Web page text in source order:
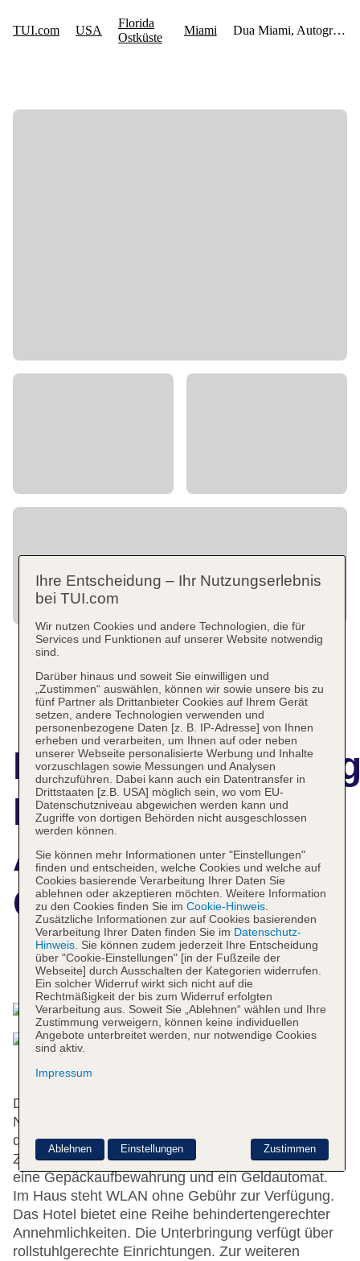
Dua Miami,
Autograph
Collection
Das bietet Ihre Unterkunft
Das Hotel mit einem Aufzug verfügt über 124
Nichtraucherzimmer. Das freundliche Personal an
der Rezeption ist gerne bei allen Fragen behilflich.
Zu den Einrichtungen der Unterbringung gehören
eine Gepäckaufbewahrung und ein Geldautomat.
Im Haus steht WLAN ohne Gebühr zur Verfügung.
Das Hotel bietet eine Reihe behindertengerechter
Annehmlichkeiten. Die Unterbringung verfügt über
rollstuhlgerechte Einrichtungen. Zur weiteren
Ihre Entscheidung – Ihr Nutzungserlebnis
bei TUI.com
Wir nutzen Cookies und andere Technologien, die für
Services und Funktionen auf unserer Website notwendig
sind.
Darüber hinaus und soweit Sie einwilligen und
„Zustimmen“ auswählen, können wir sowie unsere bis zu
fünf Partner als Drittanbieter Cookies auf Ihrem Gerät
setzen, andere Technologien verwenden und
personenbezogene Daten [z. B. IP-Adresse] von Ihnen
erheben und verarbeiten, um Ihnen auf oder neben
unserer Webseite personalisierte Werbung und Inhalte
vorzuschlagen sowie Messungen und Analysen
durchzuführen. Dabei kann auch ein Datentransfer in
Drittstaaten [z.B. USA] möglich sein, wo vom EU-
Datenschutzniveau abgewichen werden kann und
Zugriffe von dortigen Behörden nicht ausgeschlossen
werden können.
Sie können mehr Informationen unter "Einstellungen"
finden und entscheiden, welche Cookies und welche auf
Cookies basierende Verarbeitung Ihrer Daten Sie
ablehnen oder akzeptieren möchten. Weitere Information
zu den Cookies finden Sie im Cookie-Hinweis.
Zusätzliche Informationen zur auf Cookies basierenden
Verarbeitung Ihrer Daten finden Sie im Datenschutz-
Hinweis. Sie können zudem jederzeit Ihre Entscheidung
über "Cookie-Einstellungen" [in der Fußzeile der
Webseite] durch Ausschalten der Kategorien widerrufen.
Ein solcher Widerruf wirkt sich nicht auf die
Rechtmäßigkeit der bis zum Widerruf erfolgten
Verarbeitung aus. Soweit Sie „Ablehnen“ wählen und Ihre
Zustimmung verweigern, können keine individuellen
Angebote unterbreitet werden, nur notwendige Cookies
sind aktiv.
Impressum
Zustimmen
Ablehnen Einstellungen